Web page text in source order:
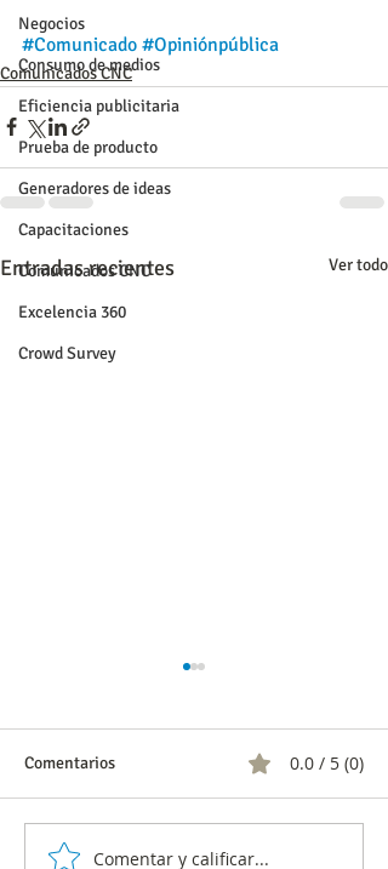
Negocios
Consumo de medios
Eficiencia publicitaria
Prueba de producto
Generadores de ideas
Capacitaciones
Comunicados CNC
Excelencia 360
Crowd Survey
#Comunicado #Opiniónpública
Comunicados CNC
Entradas recientes Ver todo
CNC aclara sondeo por
Comentarios 0.0 / 5 (0)
Comentar y calificar...